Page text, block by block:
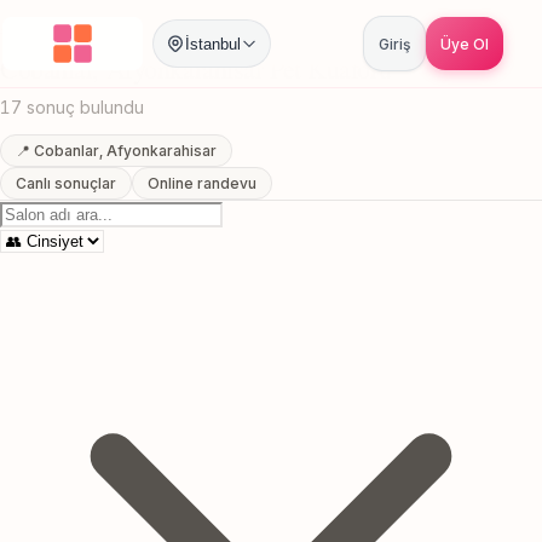
İstanbul Giriş Üye Ol
Anasayfa / Afyonkarahisar Cobanlar Pet Kuaforu
Cobanlar, Afyonkarahisar Pet Kuaforu
17 sonuç bulundu
📍 Cobanlar, Afyonkarahisar
Canlı sonuçlar
Online randevu